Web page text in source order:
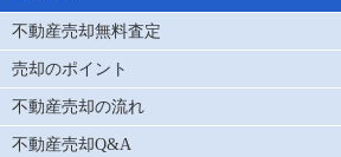
不動産売却無料査定
売却のポイント
不動産売却の流れ
不動産売却Q&A